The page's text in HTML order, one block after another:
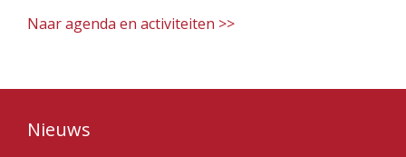
Naar agenda en activiteiten >>
Nieuws